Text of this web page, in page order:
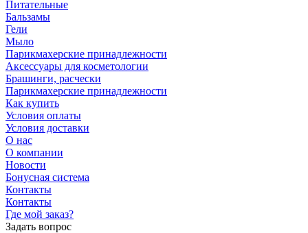
Питательные
Бальзамы
Гели
Мыло
Парикмахерские принадлежности
Аксессуары для косметологии
Брашинги, расчески
Парикмахерские принадлежности
Как купить
Условия оплаты
Условия доставки
О нас
О компании
Новости
Бонусная система
Контакты
Контакты
Где мой заказ?
Задать вопрос